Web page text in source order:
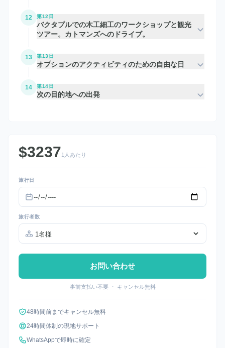
12 第12日
バクタプルでの木工細工のワークショップと観光
ツアー。カトマンズへのドライブ。
13 第13日
オプションのアクティビティのための自由な日
14 第14日
次の目的地への出発
$32371人あたり
旅行日
旅行者数
お問い合わせ
事前支払い不要 ・ キャンセル無料
48時間前までキャンセル無料
24時間体制の現地サポート
WhatsAppで即時に確定